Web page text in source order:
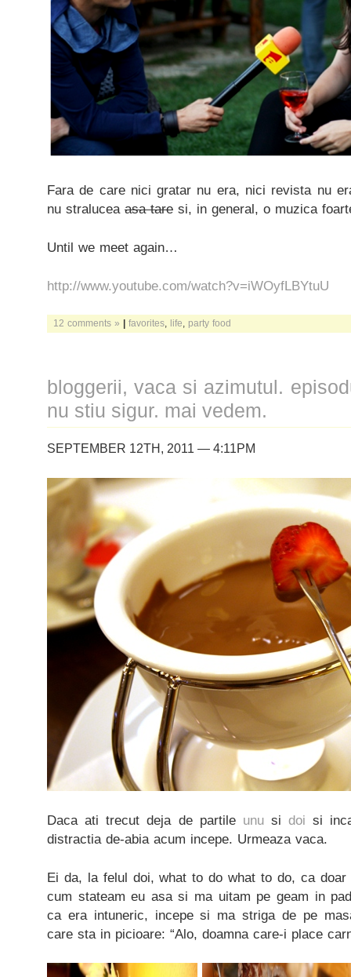
Fara de care nici gratar nu era, nici revista nu
nu stralucea asa tare si, in general, o muzica
Until we meet again…
http://www.youtube.com/watch?v=iWOyfLBYtuU
12 comments » | favorites life party food
bloggerii, vaca si azimutul.
nu stiu sigur. mai vedem.
SEPTEMBER 12TH, 2011 — 4:11PM
Daca ati trecut deja de partile unusidoi si
distractia de-abia acum incepe. Urmeaza vaca.
Ei da, la felul doi, what to do what to do, ca
cum stateam eu asa si ma uitam pe geam in
ca era intuneric, incepe si ma striga de pe
care sta in picioare: “Alo, doamna care-i place